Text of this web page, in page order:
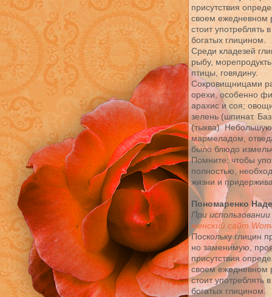
присутствия
своем ежедневном
стоит употреблять
богатых глицином.
Среди кладезей
рыбу,
птицы, говядину.
Сокровищницами
орехи, особенно
арахис и соя;
зелень (шпинат.
(тыква).
мармеладом,
было блюдо
Помните: чтобы
полностью,
жизни и
Пономаренко
При
женский сайт
Поскольку глицин
но заменимую,
присутствия
своем ежедневном
стоит употреблять
богатых глицином.